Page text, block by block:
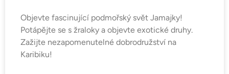
Objevte fascinující podmořský svět Jamajky!
Potápějte se s žraloky a objevte exotické druhy.
Zažijte nezapomenutelné dobrodružství na
Karibiku!